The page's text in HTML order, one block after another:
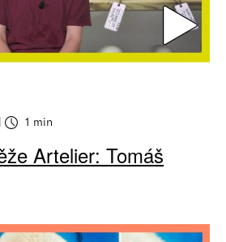
1 min
Artelier: Tomáš